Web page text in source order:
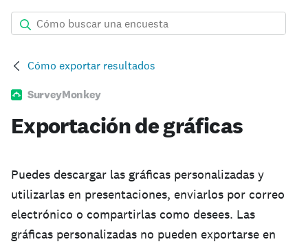
Cómo exportar resultados
SurveyMonkey
Exportación de gráficas
Puedes descargar las gráficas personalizadas y
utilizarlas en presentaciones, enviarlos por correo
electrónico o compartirlas como desees. Las
gráficas personalizadas no pueden exportarse en